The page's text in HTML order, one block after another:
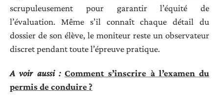
scrupuleusement pour garantir l’équité de
l’évaluation. Même s’il connaît chaque détail du
dossier de son élève, le moniteur reste un observateur
discret pendant toute l’épreuve pratique.
A voir aussi : Comment s’inscrire à l’examen du
permis de conduire ?